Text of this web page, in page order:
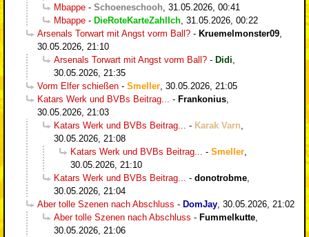
Mbappe - Schoeneschooh 31.05.2026, 00:41
Mbappe - DieRoteKarteZahlIch 31.05.2026, 00:22
Arsenals Torwart mit Angst vorm Ball? - Kruemelmonster09
30.05.2026, 21:10
Arsenals Torwart mit Angst vorm Ball? - Didi
30.05.2026, 21:35
Vorm Elfer schießen - Smeller 30.05.2026, 21:05
Katars Werk und BVBs Beitrag...
- Frankonius
30.05.2026, 21:03
Katars Werk und BVBs Beitrag...
- Karak Varn
30.05.2026, 21:08
Katars Werk und BVBs Beitrag...
- Smeller
30.05.2026, 21:10
Katars Werk und BVBs Beitrag...
- donotrobme
30.05.2026, 21:04
Aber tolle Szenen nach Abschluss - DomJay 30.05.2026, 21:02
Aber tolle Szenen nach Abschluss - Fummelkutte
30.05.2026, 21:06